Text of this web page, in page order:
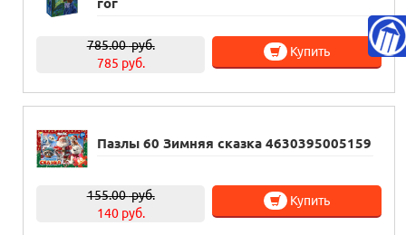
785.00руб.
785 руб.
Купить
Пазлы 60 Зимняя сказка 4630395005159
155.00руб.
140 руб.
Купить